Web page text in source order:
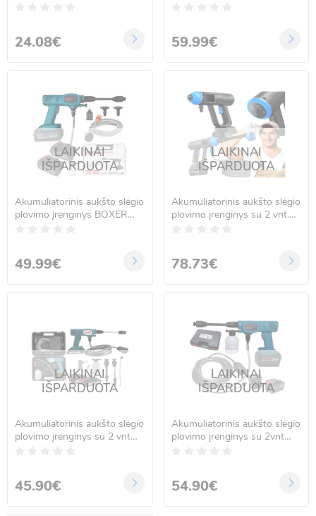
24.08€ 59.99€
LAIKINAI
IŠPARDUOTA
Akumuliatorinis aukšto slėgio
plovimo įrenginys BOXER
49.99€
LAIKINAI
IŠPARDUOTA
Akumuliatorinis aukšto slėgio
plovimo įrenginys su 2 vnt.
78.73€
LAIKINAI
IŠPARDUOTA
Akumuliatorinis aukšto slėgio
plovimo įrenginys su 2 vnt
45.90€
LAIKINAI
IŠPARDUOTA
Akumuliatorinis aukšto slėgio
plovimo įrenginys su 2vnt
54.90€